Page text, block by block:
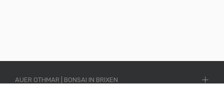
AUER OTHMAR | BONSAI IN BRIXEN